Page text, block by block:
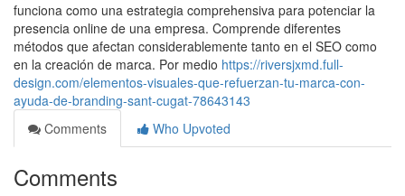
funciona como una estrategia comprehensiva para potenciar la
presencia online de una empresa. Comprende diferentes
métodos que afectan considerablemente tanto en el SEO como
en la creación de marca. Por medio https://riversjxmd.full-
design.com/elementos-visuales-que-refuerzan-tu-marca-con-
ayuda-de-branding-sant-cugat-78643143
Comments
Who Upvoted
Comments